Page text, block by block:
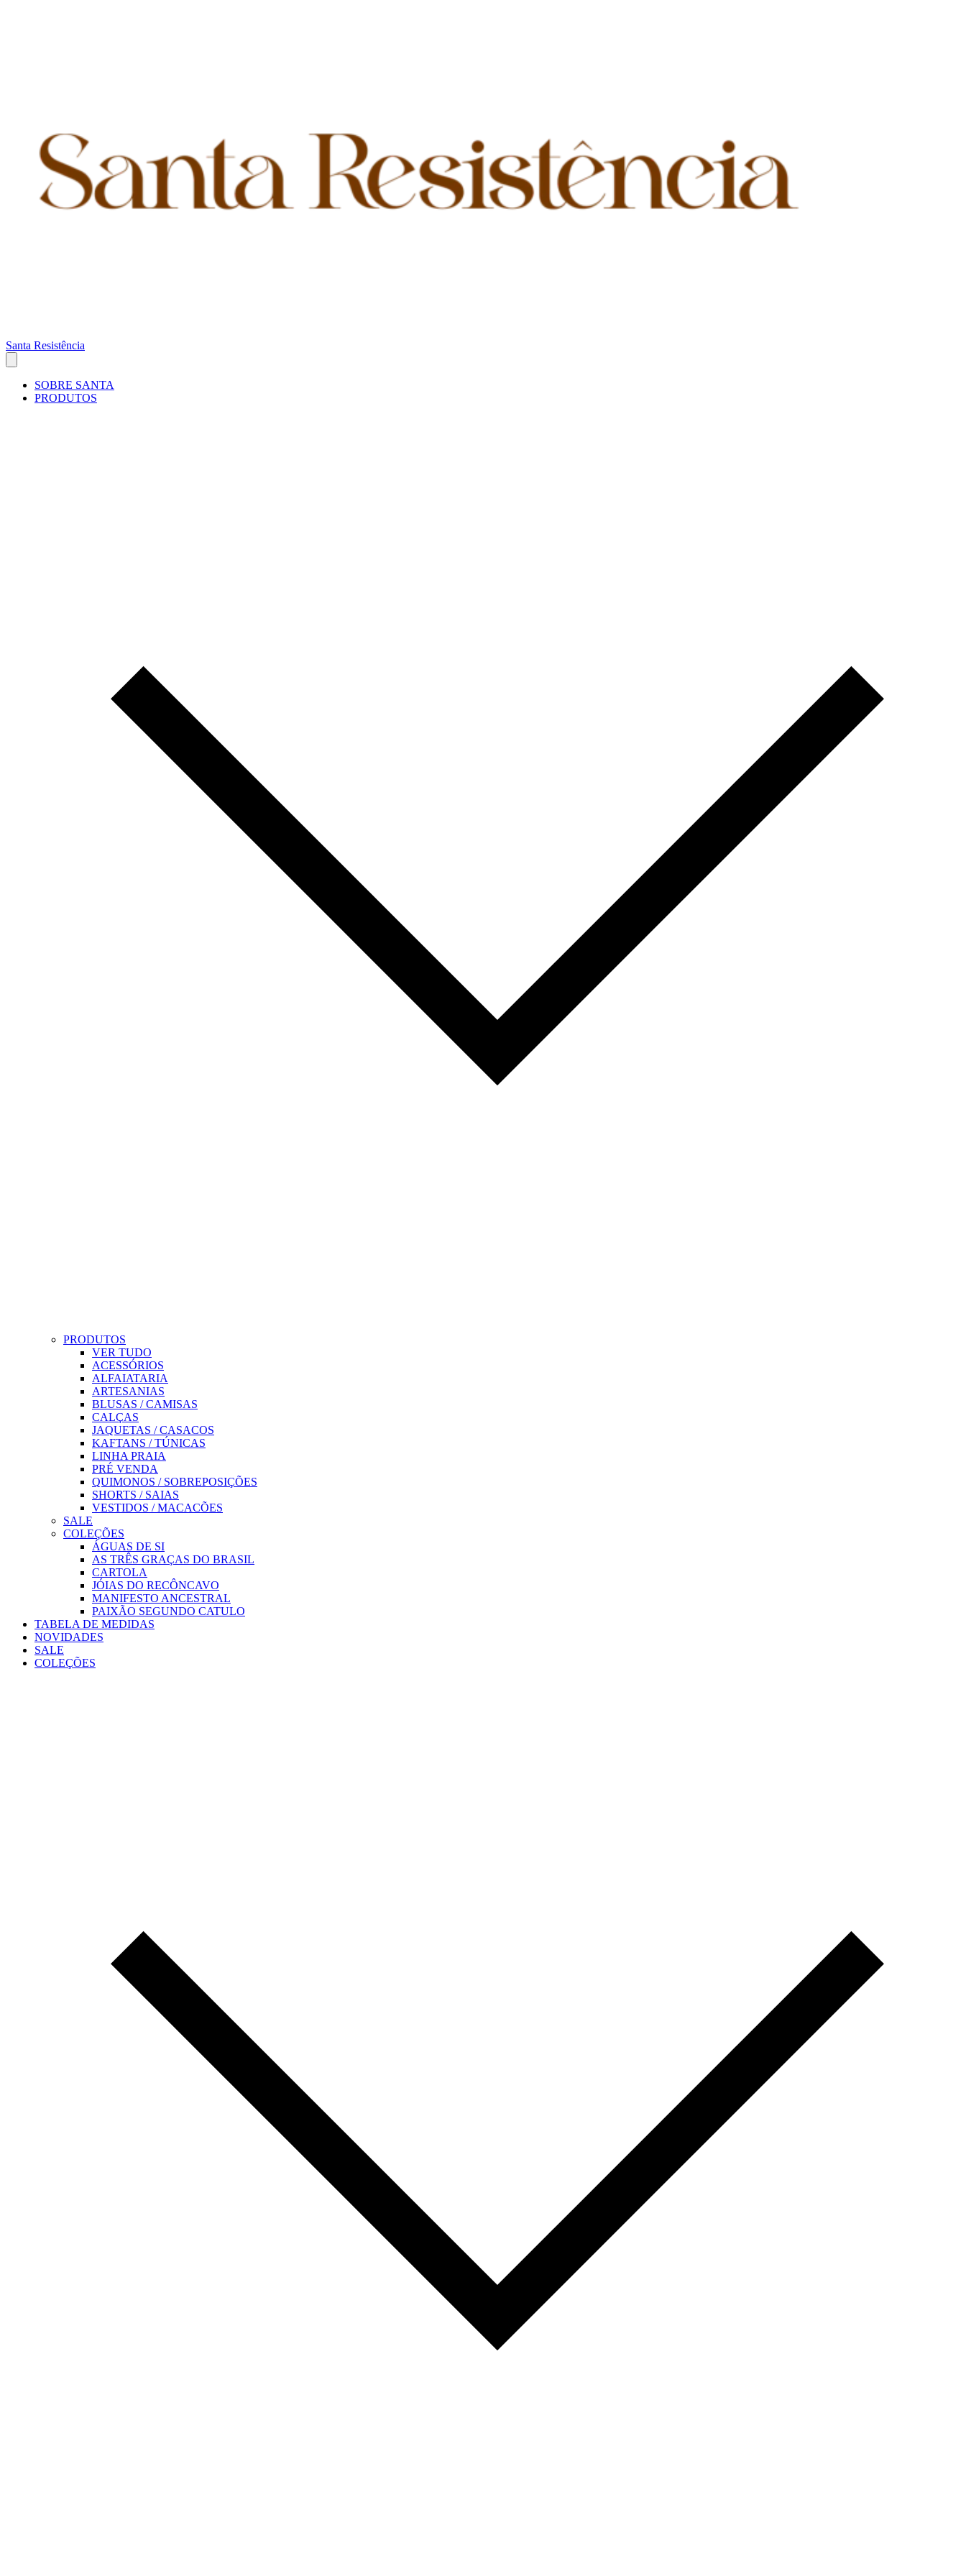
Santa Resistência
SOBRE SANTA
PRODUTOS
PRODUTOS
VER TUDO
ACESSÓRIOS
ALFAIATARIA
ARTESANIAS
BLUSAS / CAMISAS
CALÇAS
JAQUETAS / CASACOS
KAFTANS / TÚNICAS
LINHA PRAIA
PRÉ VENDA
QUIMONOS / SOBREPOSIÇÕES
SHORTS / SAIAS
VESTIDOS / MACACÕES
SALE
COLEÇÕES
ÁGUAS DE SI
AS TRÊS GRAÇAS DO BRASIL
CARTOLA
JÓIAS DO RECÔNCAVO
MANIFESTO ANCESTRAL
PAIXÃO SEGUNDO CATULO
TABELA DE MEDIDAS
NOVIDADES
SALE
COLEÇÕES